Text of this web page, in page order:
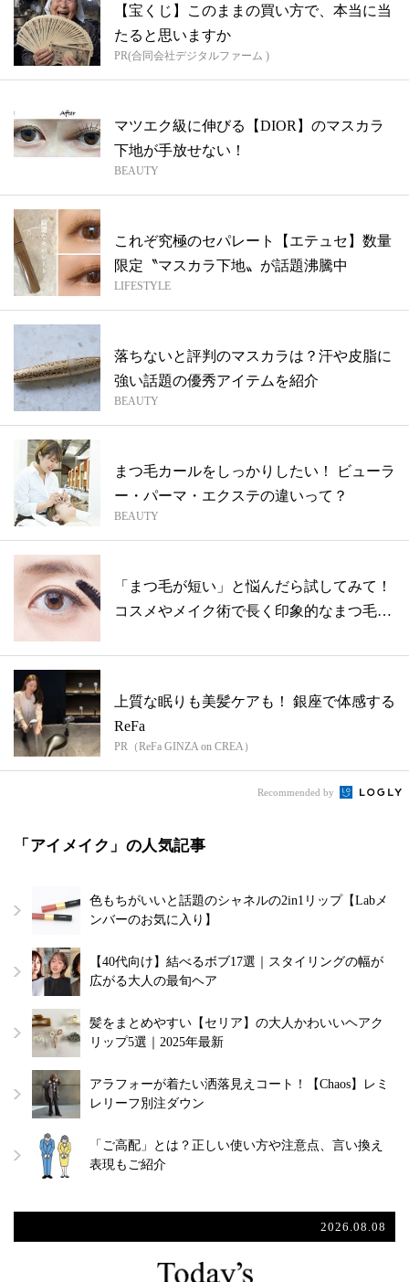
【宝くじ】このままの買い方で、本当に当
たると思いますか
PR(合同会社デジタルファーム )
マツエク級に伸びる【DIOR】のマスカラ
下地が手放せない！
BEAUTY
これぞ究極のセパレート【エテュセ】数量
限定〝マスカラ下地〟が話題沸騰中
LIFESTYLE
落ちないと評判のマスカラは？汗や皮脂に
強い話題の優秀アイテムを紹介
BEAUTY
まつ毛カールをしっかりしたい！ ビューラ
ー・パーマ・エクステの違いって？
BEAUTY
「まつ毛が短い」と悩んだら試してみて！
コスメやメイク術で長く印象的なまつ毛を
上質な眠りも美髪ケアも！ 銀座で体感する
ReFa
PR（ReFa GINZA on CREA）
Recommended by
「アイメイク」の人気記事
色もちがいいと話題のシャネルの2in1リップ【Labメ
ンバーのお気に入り】
【40代向け】結べるボブ17選｜スタイリングの幅が
広がる大人の最旬ヘア
髪をまとめやすい【セリア】の大人かわいいヘアク
リップ5選｜2025年最新
アラフォーが着たい洒落見えコート！【Chaos】レミ
レリーフ別注ダウン
「ご高配」とは？正しい使い方や注意点、言い換え
表現もご紹介
2026.08.08